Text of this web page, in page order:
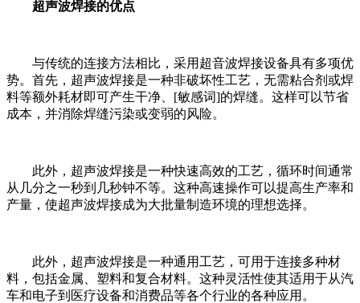
超声波焊接的优点
与传统的连接方法相比，采用超音波焊接设备具有多项优
势。首先，超声波焊接是一种非破坏性工艺，无需粘合剂或焊
料等额外耗材即可产生干净、[敏感词]的焊缝。这样可以节省
成本，并消除焊缝污染或变弱的风险。
此外，超声波焊接是一种快速高效的工艺，循环时间通常
从几分之一秒到几秒钟不等。这种高速操作可以提高生产率和
产量，使超声波焊接成为大批量制造环境的理想选择。
此外，超声波焊接是一种通用工艺，可用于连接多种材
料，包括金属、塑料和复合材料。这种灵活性使其适用于从汽
车和电子到医疗设备和消费品等各个行业的各种应用。